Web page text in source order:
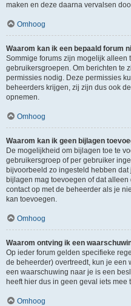
maken en deze daarna vervalsen
Omhoog
Waarom kan ik een bepaald forum
Sommige forums zijn mogelijk
gebruikersgroepen. Om berichten te
permissies nodig. Deze permissies
beheerders krijgen, zij zijn dus ook
opnemen.
Omhoog
Waarom kan ik geen bijlagen
De mogelijkheid om bijlagen toe te
gebruikersgroep of per gebruiker
bijvoorbeeld zo ingesteld hebben
bijlagen mag toevoegen of dat
contact op met de beheerder als je
kan toevoegen.
Omhoog
Waarom ontving ik een
Op ieder forum gelden specifieke
de beheerder) overtreedt, kun je een
een waarschuwing naar je is een
heeft hier dus in geen geval iets mee
Omhoog